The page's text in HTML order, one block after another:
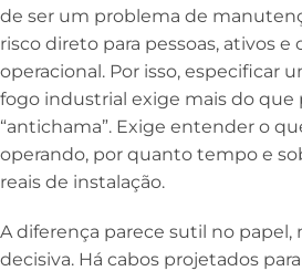
de ser um problema de
risco direto para pessoas, ativos
operacional. Por isso, especificar
fogo industrial exige mais do
“antichama”. Exige entender o
operando, por quanto tempo e
reais de instalação.
A diferença parece sutil no papel,
decisiva. Há cabos projetados